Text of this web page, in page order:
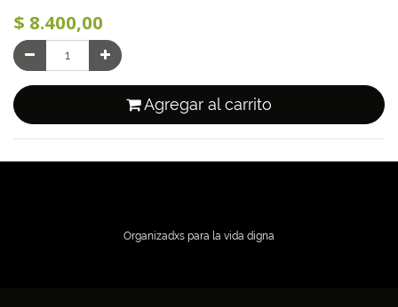
$ 8.400,00
Agregar al carrito
Organizadxs para la vida digna